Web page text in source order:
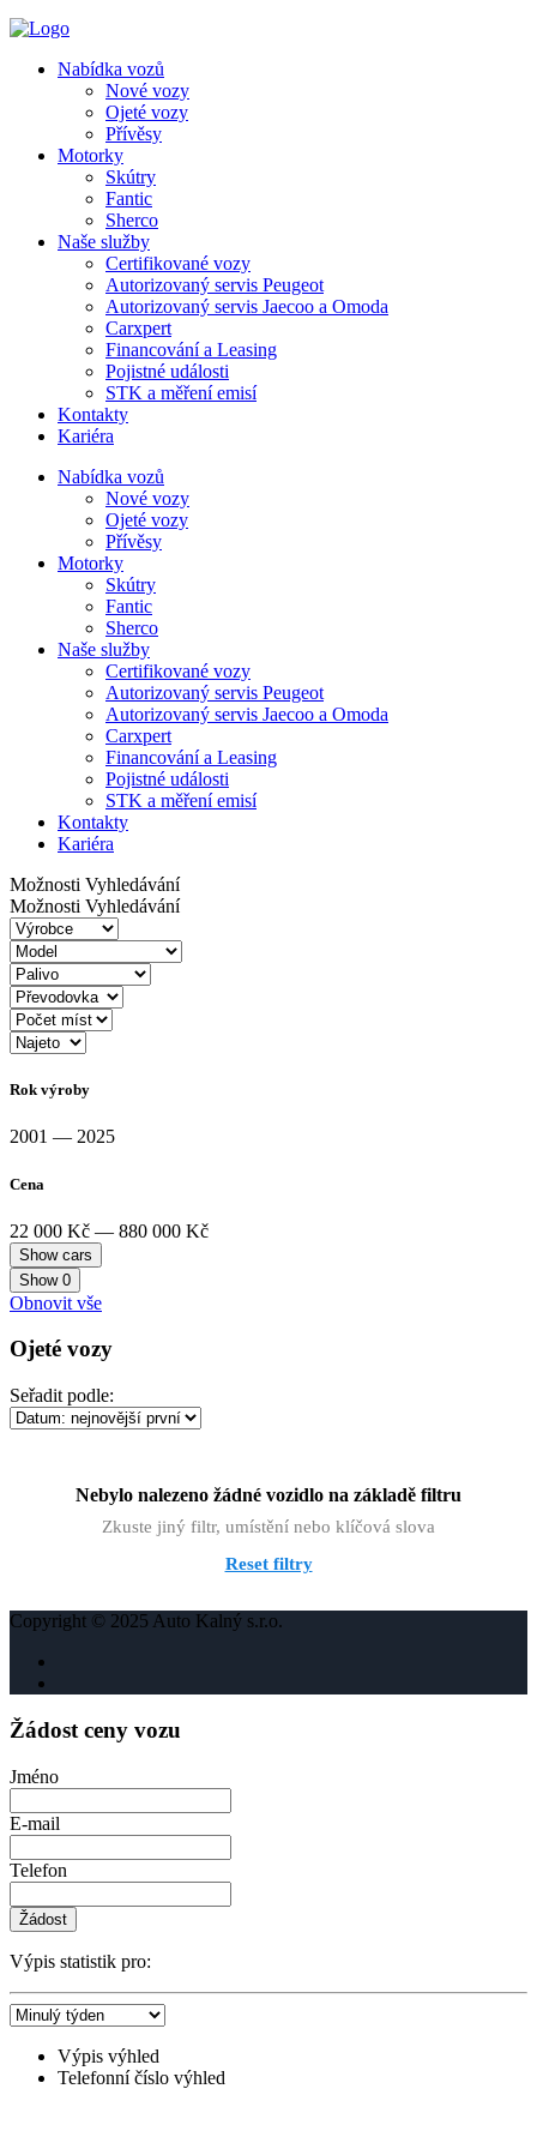
Nabídka vozů
Nové vozy
Ojeté vozy
Přívěsy
Motorky
Skútry
Fantic
Sherco
Naše služby
Certifikované vozy
Autorizovaný servis Peugeot
Autorizovaný servis Jaecoo a Omoda
Carxpert
Financování a Leasing
Pojistné události
STK a měření emisí
Kontakty
Kariéra
Nabídka vozů
Nové vozy
Ojeté vozy
Přívěsy
Motorky
Skútry
Fantic
Sherco
Naše služby
Certifikované vozy
Autorizovaný servis Peugeot
Autorizovaný servis Jaecoo a Omoda
Carxpert
Financování a Leasing
Pojistné události
STK a měření emisí
Kontakty
Kariéra
Možnosti Vyhledávání
Možnosti Vyhledávání
Rok výroby
2001 — 2025
Cena
22 000 Kč — 880 000 Kč
Show 0
Obnovit vše
Ojeté vozy
Seřadit podle:
Nebylo nalezeno žádné vozidlo na základě filtru
Zkuste jiný filtr, umístění nebo klíčová slova
Reset filtry
Copyright © 2025 Auto Kalný s.r.o.
Žádost ceny vozu
Jméno
E-mail
Telefon
Žádost
Výpis statistik pro:
Výpis výhled
Telefonní číslo výhled